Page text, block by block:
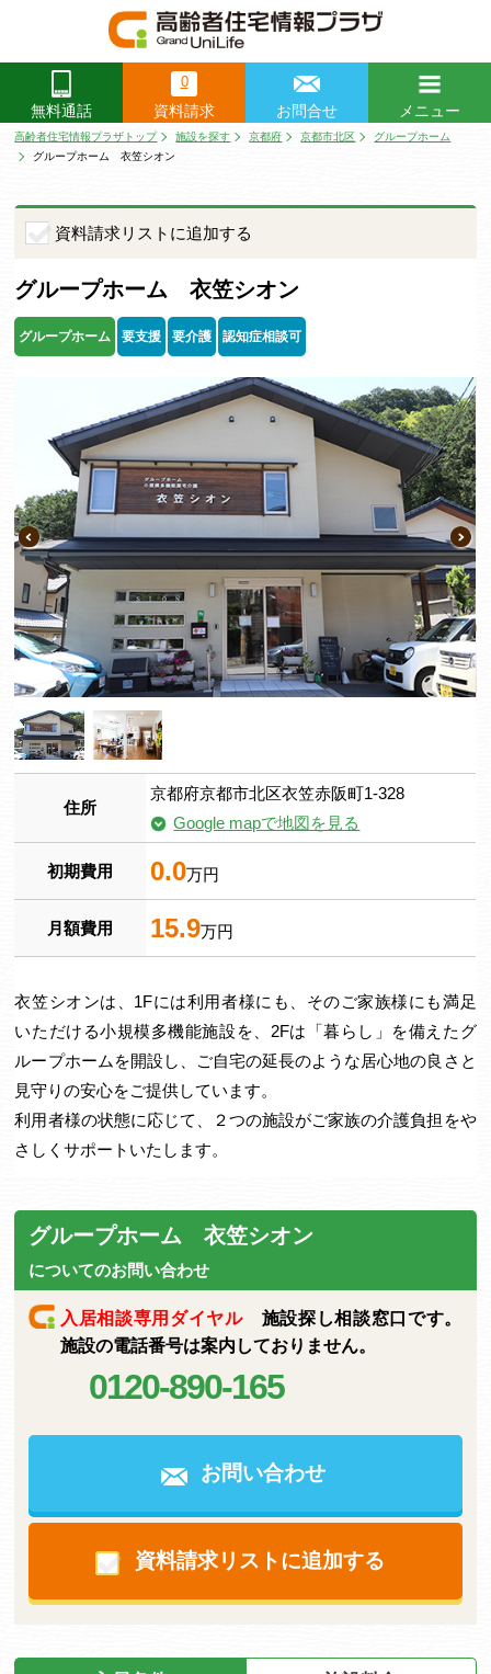
無料通話
0
資料請求 お問合せ
メニュー
閉じる
高齢者住宅情報プラザトップ 施設を探す 京都府 京都市北区
グループホーム
グループホーム 衣笠シオン
資料請求リストに追加する
グループホーム 衣笠シオン
グループホーム 要支援 要介護 認知症相談可
住所
京都府京都市北区衣笠赤阪町1-328
Google mapで地図を見る
初期費用 0.0万円
月額費用 15.9万円
衣笠シオンは、1Fには利用者様にも、そのご家族様にも満足
いただける小規模多機能施設を、2Fは「暮らし」を備えたグ
ループホームを開設し、ご自宅の延長のような居心地の良さと
見守りの安心をご提供しています。
利用者様の状態に応じて、２つの施設がご家族の介護負担をや
さしくサポートいたします。
グループホーム 衣笠シオン
についてのお問い合わせ
入居相談専用ダイヤル施設探し相談窓口です。
施設の電話番号は案内しておりません。
0120-890-165
お問い合わせ
資料請求リストに追加する